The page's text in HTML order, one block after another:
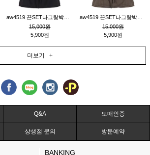
15,000원
5,900원
15,000원
5,900원
더보기 +
Q&A 도매인증
상생점 문의 방문예약
BANKING